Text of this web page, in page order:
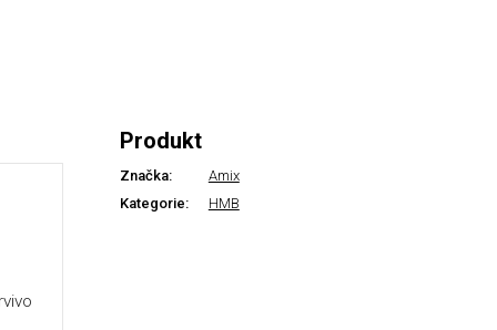
Produkt
Značka:
Amix
Kategorie:
HMB